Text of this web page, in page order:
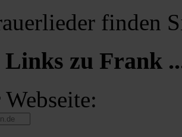
finden
Links zu Frank